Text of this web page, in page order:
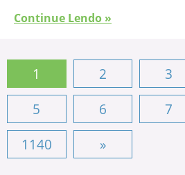
Continue Lendo »
1 2 3
5
6 7
1140
»